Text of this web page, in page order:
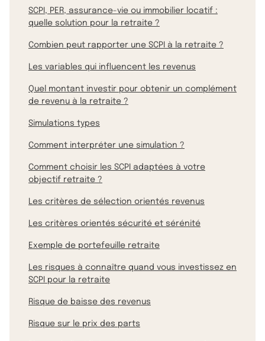
SCPI, PER, assurance-vie ou immobilier locatif :
quelle solution pour la retraite ?
Combien peut rapporter une SCPI à la retraite ?
Les variables qui influencent les revenus
Quel montant investir pour obtenir un complément
de revenu à la retraite ?
Simulations types
Comment interpréter une simulation ?
Comment choisir les SCPI adaptées à votre
objectif retraite ?
Les critères de sélection orientés revenus
Les critères orientés sécurité et sérénité
Exemple de portefeuille retraite
Les risques à connaître quand vous investissez en
SCPI pour la retraite
Risque de baisse des revenus
Risque sur le prix des parts